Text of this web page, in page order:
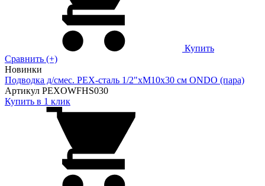
Купить
Сравнить (+)
Новинки
Подводка д/смес. PEX-сталь 1/2"xM10x30 см ONDO (пара)
Артикул PEXOWFHS030
Купить в 1 клик